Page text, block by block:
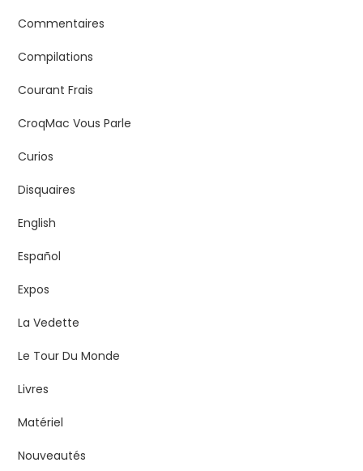
Commentaires
Compilations
Courant Frais
CroqMac Vous Parle
Curios
Disquaires
English
Español
Expos
La Vedette
Le Tour Du Monde
Livres
Matériel
Nouveautés